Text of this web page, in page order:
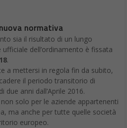
normativa
sia il risultato di un lungo
dell’ordinamento è fissata
.
a mettersi in regola fin da subito,
il periodo transitorio di
anni dall’Aprile 2016.
solo per le aziende appartenenti
ma anche per tutte quelle società
europeo.